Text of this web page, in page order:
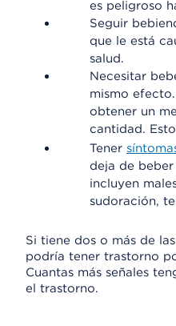
es peligroso
Seguir
que le está
salud.
Necesitar
mismo
obtener un
cantidad.
Tener
deja de
incluyen
sudoración,
Si tiene dos o más de
podría tener trastorno
Cuantas más señales
el trastorno.